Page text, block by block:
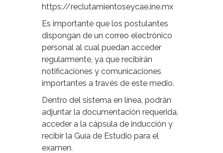
https://reclutamientoseycae.ine.mx
Es importante que los postulantes
dispongan de un correo electrónico
personal al cual puedan acceder
regularmente, ya que recibirán
notificaciones y comunicaciones
importantes a través de este medio.
Dentro del sistema en línea, podrán
adjuntar la documentación requerida,
acceder a la cápsula de inducción y
recibir la Guía de Estudio para el
examen.